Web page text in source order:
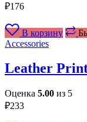
₽176
В корзину
Accessories
Leather
Оценка 5.00 из 5
₽233